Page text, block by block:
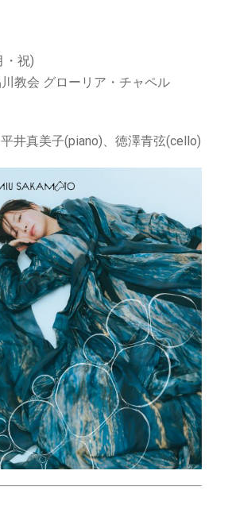
・祝)
教会 グローリア・チャペル
井真美子(piano)、徳澤青弦(cello)